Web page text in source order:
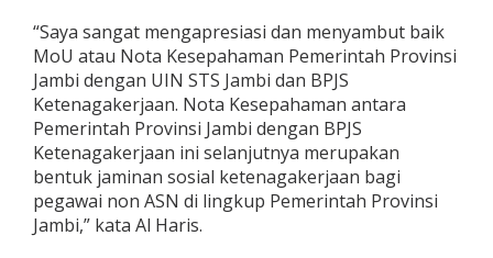
“Saya sangat mengapresiasi dan menyambut baik
MoU atau Nota Kesepahaman Pemerintah Provinsi
Jambi dengan UIN STS Jambi dan BPJS
Ketenagakerjaan. Nota Kesepahaman antara
Pemerintah Provinsi Jambi dengan BPJS
Ketenagakerjaan ini selanjutnya merupakan
bentuk jaminan sosial ketenagakerjaan bagi
pegawai non ASN di lingkup Pemerintah Provinsi
Jambi,” kata Al Haris.